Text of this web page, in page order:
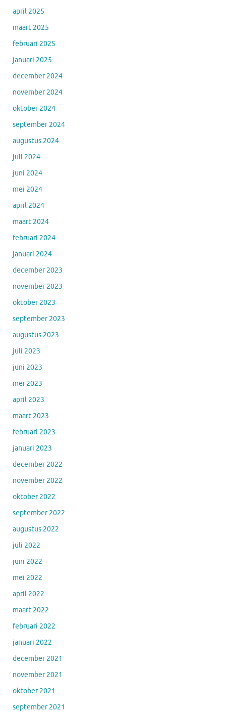
april 2025
maart 2025
februari 2025
januari 2025
december 2024
november 2024
oktober 2024
september 2024
augustus 2024
juli 2024
juni 2024
mei 2024
april 2024
maart 2024
februari 2024
januari 2024
december 2023
november 2023
oktober 2023
september 2023
augustus 2023
juli 2023
juni 2023
mei 2023
april 2023
maart 2023
februari 2023
januari 2023
december 2022
november 2022
oktober 2022
september 2022
augustus 2022
juli 2022
juni 2022
mei 2022
april 2022
maart 2022
februari 2022
januari 2022
december 2021
november 2021
oktober 2021
september 2021